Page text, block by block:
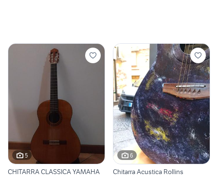
5
CHITARRA CLASSICA YAMAHA
6
Chitarra Acustica Rollins